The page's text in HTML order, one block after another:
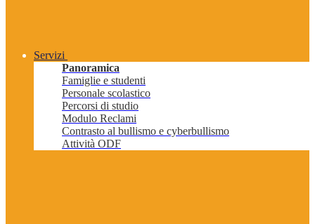
Servizi
Panoramica
Famiglie e studenti
Personale scolastico
Percorsi di studio
Modulo Reclami
Contrasto al bullismo e cyberbullismo
Attività ODF